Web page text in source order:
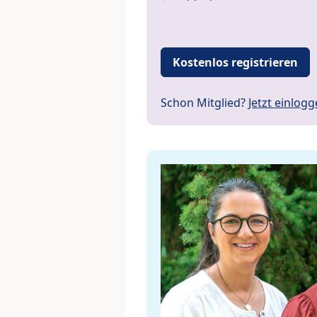
Kostenlos registrieren
Schon Mitglied? Jetzt